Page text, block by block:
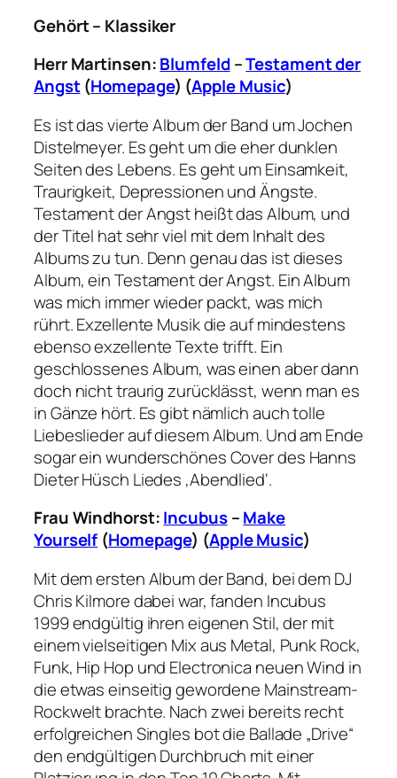
Gehört – Klassiker
Herr Martinsen:Blumfeld–Testament der
Angst(Homepage) (Apple Music)
Es ist das vierte Album der Band um Jochen
Distelmeyer. Es geht um die eher dunklen
Seiten des Lebens. Es geht um Einsamkeit,
Traurigkeit, Depressionen und Ängste.
Testament der Angst heißt das Album, und
der Titel hat sehr viel mit dem Inhalt des
Albums zu tun. Denn genau das ist dieses
Album, ein Testament der Angst. Ein Album
was mich immer wieder packt, was mich
rührt. Exzellente Musik die auf mindestens
ebenso exzellente Texte trifft. Ein
geschlossenes Album, was einen aber dann
doch nicht traurig zurücklässt, wenn man es
in Gänze hört. Es gibt nämlich auch tolle
Liebeslieder auf diesem Album. Und am Ende
sogar ein wunderschönes Cover des Hanns
Dieter Hüsch Liedes ‚Abendlied‘.
Frau Windhorst:Incubus–Make
Yourself (Homepage) (Apple Music)
Mit dem ersten Album der Band, bei dem DJ
Chris Kilmore dabei war, fanden Incubus
1999 endgültig ihren eigenen Stil, der mit
einem vielseitigen Mix aus Metal, Punk Rock,
Funk, Hip Hop und Electronica neuen Wind in
die etwas einseitig gewordene Mainstream-
Rockwelt brachte. Nach zwei bereits recht
erfolgreichen Singles bot die Ballade „Drive“
den endgültigen Durchbruch mit einer